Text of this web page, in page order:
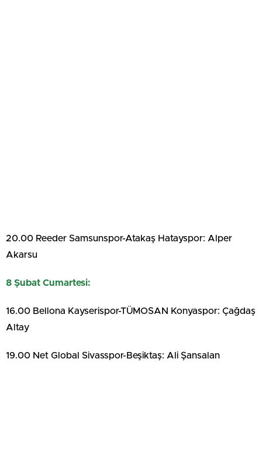
20.00 Reeder Samsunspor-Atakaş Hatayspor: Alper
Akarsu
8 Şubat Cumartesi:
16.00 Bellona Kayserispor-TÜMOSAN Konyaspor: Çağdaş
Altay
19.00 Net Global Sivasspor-Beşiktaş: Ali Şansalan